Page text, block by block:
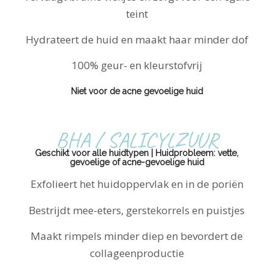
teint
Hydrateert de huid en maakt haar minder dof
100% geur- en kleurstofvrij
Niet voor de acne gevoelige huid
BHA / SALICYLZUUR
Geschikt voor alle huidtypen | Huidprobleem: vette,
gevoelige of acne-gevoelige huid
Exfolieert het huidoppervlak en in de poriën
Bestrijdt mee-eters, gerstekorrels en puistjes
Maakt rimpels minder diep en bevordert de
collageenproductie